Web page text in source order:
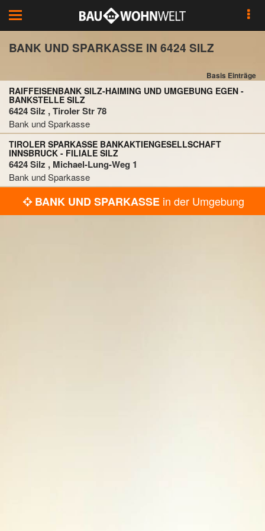
Toggle
navigation
BANK UND SPARKASSE IN 6424 SILZ
Basis Einträge
RAIFFEISENBANK SILZ-HAIMING UND UMGEBUNG EGEN -
BANKSTELLE SILZ
6424 Silz , Tiroler Str 78
Bank und Sparkasse
TIROLER SPARKASSE BANKAKTIENGESELLSCHAFT
INNSBRUCK - FILIALE SILZ
6424 Silz , Michael-Lung-Weg 1
Bank und Sparkasse
BANK UND SPARKASSE in der Umgebung